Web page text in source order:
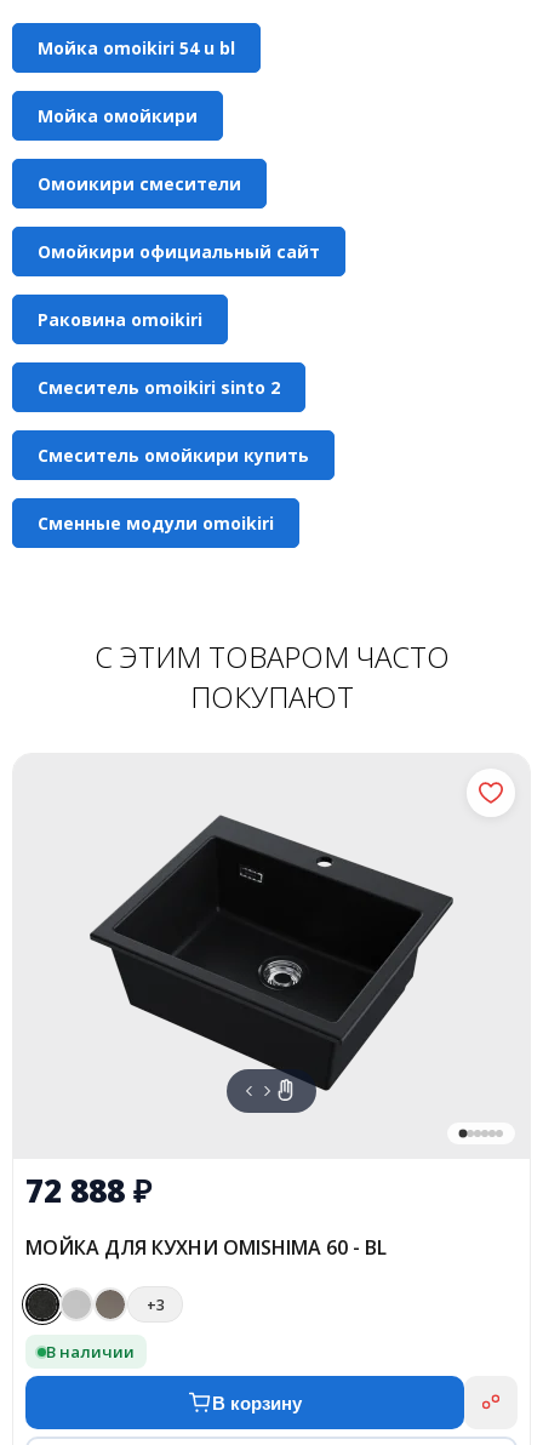
Мойка omoikiri 54 u bl
Мойка омойкири
Омоикири смесители
Омойкири официальный сайт
Раковина omoikiri
Смеситель omoikiri sinto 2
Смеситель омойкири купить
Сменные модули omoikiri
С ЭТИМ ТОВАРОМ ЧАСТО
ПОКУПАЮТ
72 888₽
МОЙКА ДЛЯ КУХНИ OMISHIMA 60 - BL
+3
В наличии
В корзину